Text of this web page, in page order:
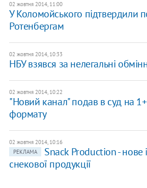
02 жовтня 2014, 11:00
У Коломойського підтвердили
Ротенбергам
02 жовтня 2014, 10:33
НБУ взявся за нелегальні
02 жовтня 2014, 10:22
"Новий канал" подав в суд на
формату
02 жовтня 2014, 10:16
РЕКЛАМА
Snack Production - нове
снекової продукції